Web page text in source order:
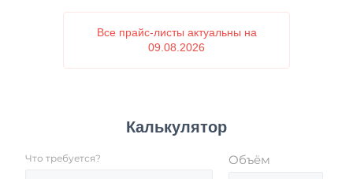
Все прайс-листы актуальны на
09.08.2026
Калькулятор
Что требуется? Объём